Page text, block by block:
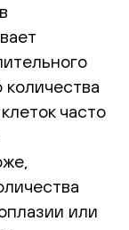
часто
или